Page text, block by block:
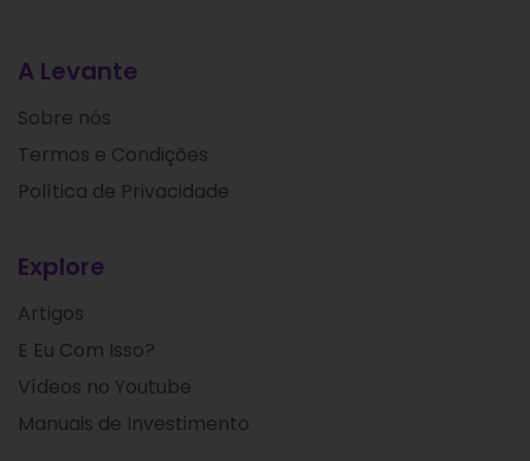
A Levante
Sobre nós
Termos e Condições
Política de Privacidade
Explore
Artigos
E Eu Com Isso?
Vídeos no Youtube
Manuais de Investimento